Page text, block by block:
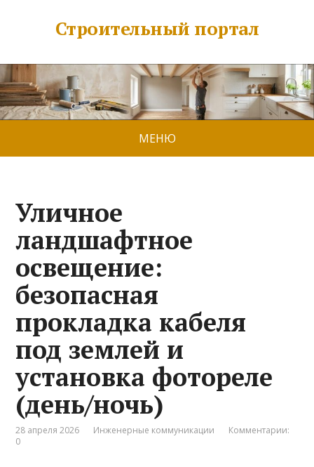
Строительный портал
МЕНЮ
Уличное
ландшафтное
освещение:
безопасная
прокладка кабеля
под землей и
установка фотореле
(день/ночь)
28 апреля 2026 Инженерные коммуникации
Комментарии:
0